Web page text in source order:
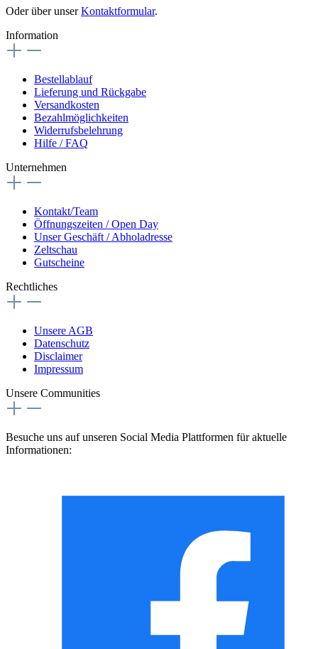
Oder über unserKontaktformular.
Information
Bestellablauf
Lieferung und Rückgabe
Versandkosten
Bezahlmöglichkeiten
Widerrufsbelehrung
Hilfe / FAQ
Unternehmen
Kontakt/Team
Öffnungszeiten / Open Day
Unser Geschäft / Abholadresse
Zeltschau
Gutscheine
Rechtliches
Unsere AGB
Datenschutz
Disclaimer
Impressum
Unsere Communities
Besuche uns auf unseren Social Media Plattformen für aktuelle
Informationen: